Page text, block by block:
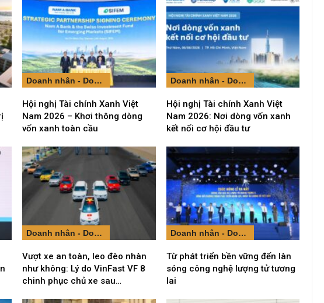
Doanh nhân - Doanh nghiệp
Hội nghị Tài chính Xanh Việt
Nam 2026 – Khơi thông dòng
vốn xanh toàn cầu
Doanh nhân - Doanh nghiệp
Hội nghị Tài chính Xanh Việt
Nam 2026: Nơi dòng vốn xanh
kết nối cơ hội đầu tư
Doanh nhân - Doanh nghiệp
Vượt xe an toàn, leo đèo nhàn
như không: Lý do VinFast VF 8
chinh phục chủ xe sau…
Doanh nhân - Doanh nghiệp
Từ phát triển bền vững đến làn
sóng công nghệ lượng tử tương
lai